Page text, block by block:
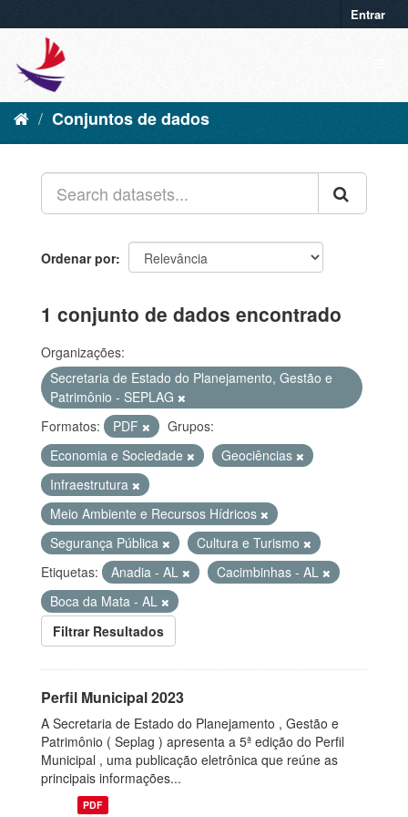
Entrar
Conjuntos de dados
Ordenar por
1 conjunto de dados encontrado
Organizações:
Secretaria de Estado do Planejamento, Gestão e
Patrimônio - SEPLAG
Formatos:
PDF
Grupos:
Economia e Sociedade
Geociências
Infraestrutura
Meio Ambiente e Recursos Hídricos
Segurança Pública
Cultura e Turismo
Etiquetas:
Anadia - AL
Cacimbinhas - AL
Boca da Mata - AL
Filtrar Resultados
Perfil Municipal 2023
A Secretaria de Estado do Planejamento , Gestão e
Patrimônio ( Seplag ) apresenta a 5ª edição do Perfil
Municipal , uma publicação eletrônica que reúne as
principais informações...
PDF